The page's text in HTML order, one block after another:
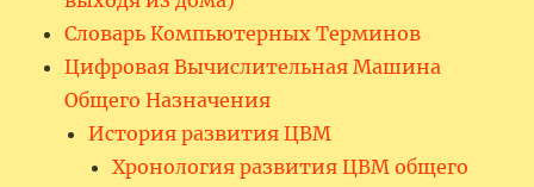
Словарь Компьютерных Терминов
Цифровая Вычислительная Машина
Общего Назначения
История развития ЦВМ
Хронология развития ЦВМ общего